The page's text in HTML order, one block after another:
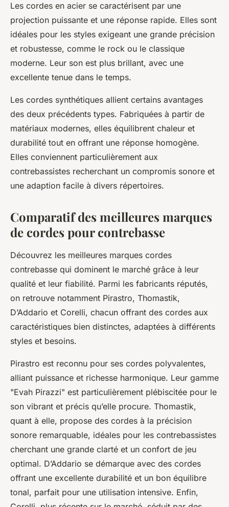
Les cordes en acier se caractérisent par une
projection puissante et une réponse rapide. Elles sont
idéales pour les styles exigeant une grande précision
et robustesse, comme le rock ou le classique
moderne. Leur son est plus brillant, avec une
excellente tenue dans le temps.
Les cordes synthétiques allient certains avantages
des deux précédents types. Fabriquées à partir de
matériaux modernes, elles équilibrent chaleur et
durabilité tout en offrant une réponse homogène.
Elles conviennent particulièrement aux
contrebassistes recherchant un compromis sonore et
une adaption facile à divers répertoires.
Comparatif des meilleures marques
de cordes pour contrebasse
Découvrez les meilleures marques cordes
contrebasse qui dominent le marché grâce à leur
qualité et leur fiabilité. Parmi les fabricants réputés,
on retrouve notamment Pirastro, Thomastik,
D’Addario et Corelli, chacun offrant des cordes aux
caractéristiques bien distinctes, adaptées à différents
styles et besoins.
Pirastro est reconnu pour ses cordes polyvalentes,
alliant puissance et richesse harmonique. Leur gamme
"Evah Pirazzi" est particulièrement plébiscitée pour le
son vibrant et précis qu’elle procure. Thomastik,
quant à elle, propose des cordes à la précision
sonore remarquable, idéales pour les contrebassistes
cherchant une grande clarté et un confort de jeu
optimal. D’Addario se démarque avec des cordes
offrant une excellente durabilité et un bon équilibre
tonal, parfait pour une utilisation intensive. Enfin,